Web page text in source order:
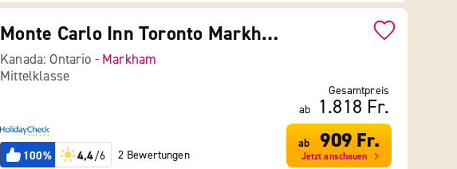
Monte Carlo Inn Toronto Markham Suites
Kanada: Ontario - Markham
Mittelklasse
100% 4,4/6 2 Bewertungen
Gesamtpreis
ab
1.818 Fr.
ab 909 Fr.
Jetzt anschauen